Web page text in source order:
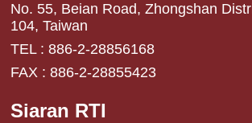
No. 55, Beian Road, Zhongshan
104, Taiwan
TEL : 886-2-28856168
FAX : 886-2-28855423
Siaran RTI